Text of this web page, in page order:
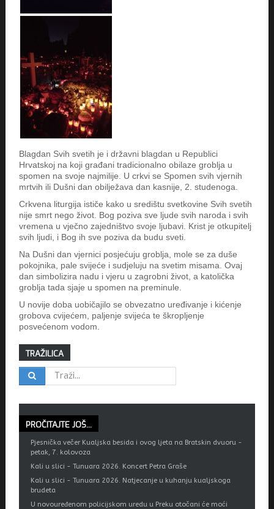
Blagdan Svih svetih je i državni blagdan u Republici
Hrvatskoj na koji građani tradicionalno obilaze groblja u
spomen na svoje najmilije. U crkvi se Spomen svih vjernih
mrtvih ili Dušni dan obilježava dan kasnije, 2. studenoga.
Crkvena liturgija ističe kako u središtu svetkovine Svih svetih
nije smrt nego život. Bog poziva sve ljude svih naroda i svih
vremena u vječno zajedništvo svoje ljubavi. Krist je otkupitelj
svih ljudi, i Bog ih sve poziva da budu sveti.
Na Dušni dan vjernici posjećuju groblja, mole se za duše
pokojnika, pale svijeće i sudjeluju na svetim misama. Ovaj
dan simbolizira nadu i vjeru u zagrobni život, a katolička
groblja tada sjaje u spomen na preminule.
U novije doba uobičajilo se obvezatno uređivanje i kićenje
grobova cvijećem, paljenje svijeća te škropljenje
posvećenom vodom.
TRAŽILICA
PROČITAJTE JOŠ...
Pjesnička večer Kualjska besida i ovog ljeta na Bratskin dvuoru -
petak, 7. kolovoza
Kali u slici - Tunuara 2026. Koncert Petra Graše
Kali u slici - Tunuara 2026. Natjecanje u kuhanju kualjskoga
brudeta
U novouređenom policijskom uredu u Preku otočani će moći